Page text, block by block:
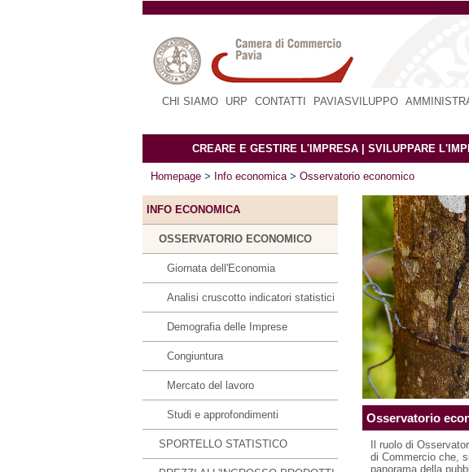
CHI SIAMO URP CONTATTI PAVIASVILUPPO
CREARE E GESTIRE L'IMPRESA SVILUPPARE
Homepage > Info economica> Osservatorio economico
INFO ECONOMICA
OSSERVATORIO ECONOMICO
Giornata dell'Economia
Analisi cruscotto indicatori statistici
Demografia delle Imprese
Congiuntura
Mercato del lavoro
Studi e approfondimenti
SPORTELLO STATISTICO
Osservatorio
Il ruolo di
di Commercio che,
panorama della